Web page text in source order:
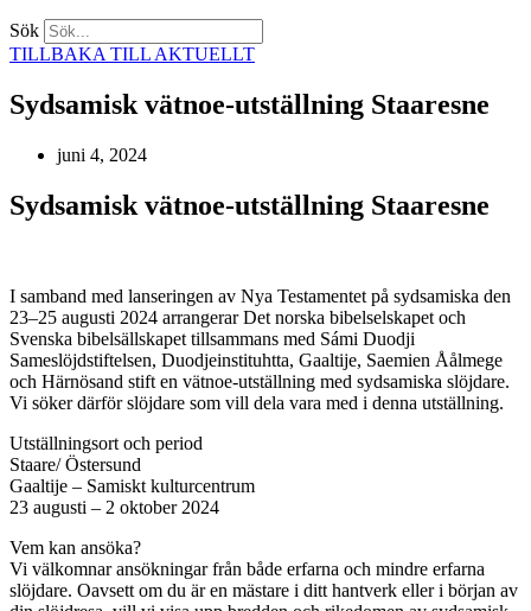
Sök
TILLBAKA TILL AKTUELLT
Sydsamisk vätnoe-utställning Staaresne
juni 4, 2024
Sydsamisk vätnoe-utställning Staaresne
I samband med lanseringen av Nya Testamentet på sydsamiska den
23–25 augusti 2024 arrangerar Det norska bibelselskapet och
Svenska bibelsällskapet tillsammans med Sámi Duodji
Sameslöjdstiftelsen, Duodjeinstituhtta, Gaaltije, Saemien Åålmege
och Härnösand stift en vätnoe-utställning med sydsamiska slöjdare.
Vi söker därför slöjdare som vill dela vara med i denna utställning.
Utställningsort och period
Staare/ Östersund
Gaaltije – Samiskt kulturcentrum
23 augusti – 2 oktober 2024
Vem kan ansöka?
Vi välkomnar ansökningar från både erfarna och mindre erfarna
slöjdare. Oavsett om du är en mästare i ditt hantverk eller i början av